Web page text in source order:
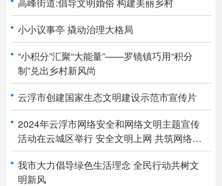
小小议事亭 撬动治理大格局
“小积分”汇聚“大能量”——罗镜镇巧用“积分
制”兑出乡村新风尚
云浮市创建国家生态文明建设示范市宣传片
2024年云浮市网络安全和网络文明主题宣传
活动在云城区举行 安全文明上网 共筑网络防
线
我市大力倡导绿色生活理念 全民行动共树文
明新风